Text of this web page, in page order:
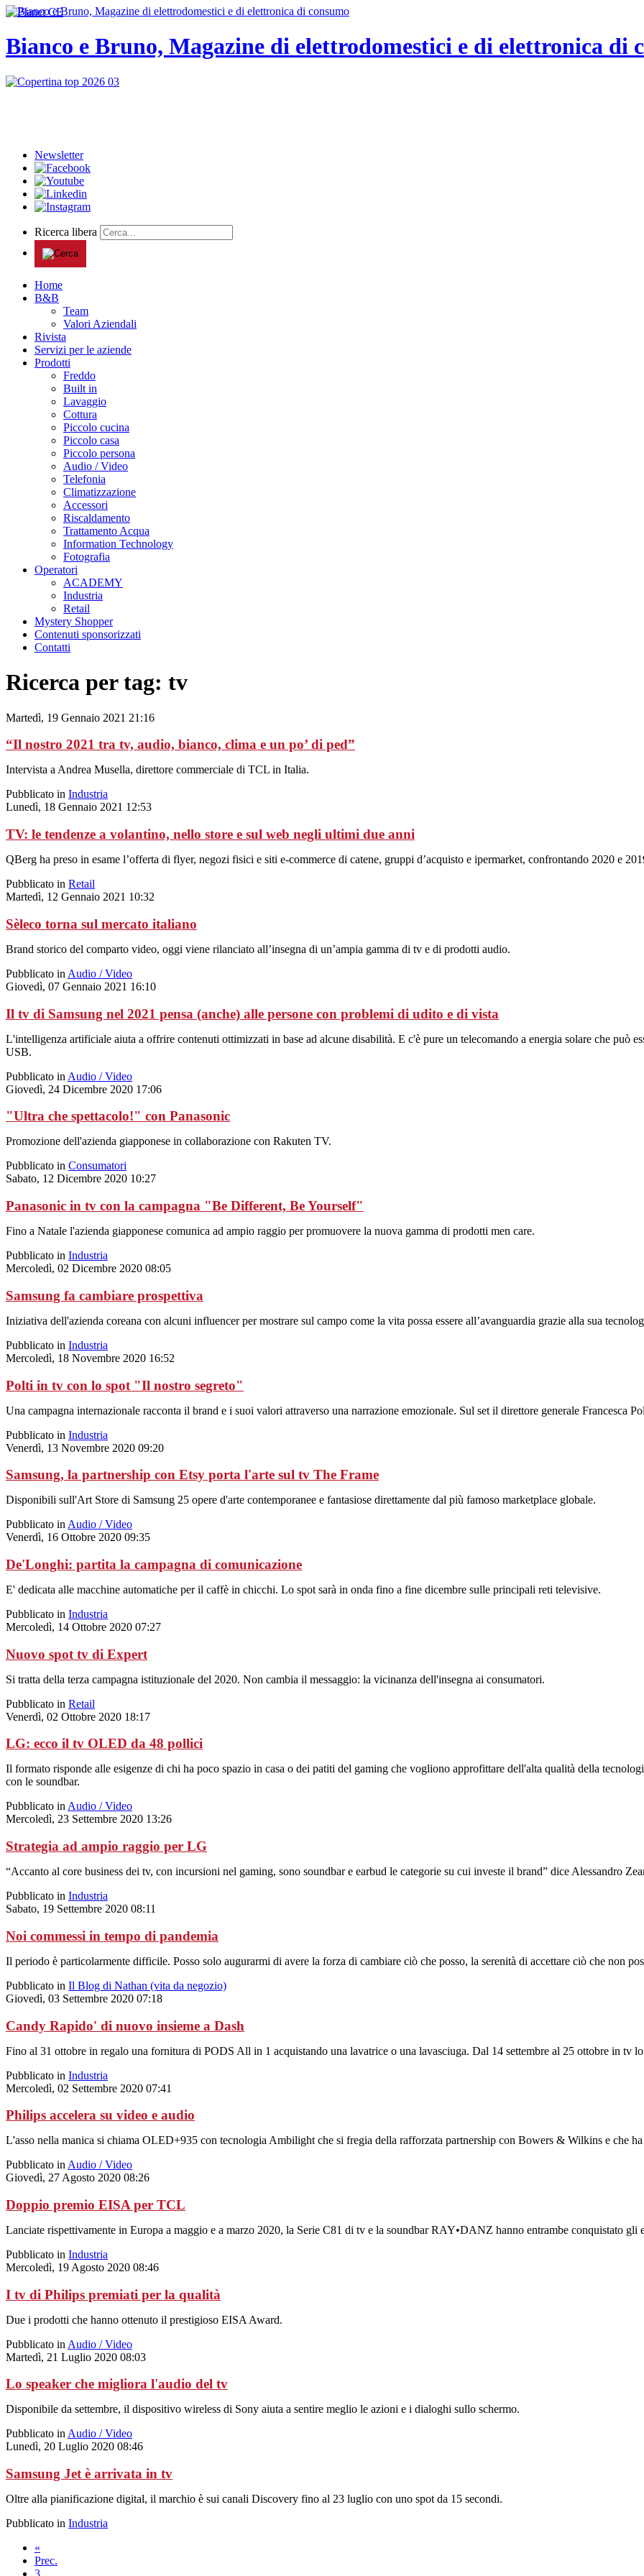
Bianco e Bruno, Magazine di elettrodomestici e di elettronica di
Newsletter
Ricerca libera
Home
B&B
Team
Valori Aziendali
Rivista
Servizi per le aziende
Prodotti
Freddo
Built in
Lavaggio
Cottura
Piccolo cucina
Piccolo casa
Piccolo persona
Audio / Video
Telefonia
Climatizzazione
Accessori
Riscaldamento
Trattamento Acqua
Information Technology
Fotografia
Operatori
ACADEMY
Industria
Retail
Mystery Shopper
Contenuti sponsorizzati
Contatti
Ricerca per tag: tv
Martedì, 19 Gennaio 2021 21:16
“Il nostro 2021 tra tv, audio, bianco, clima e un po’ di ped”
Intervista a Andrea Musella, direttore commerciale di TCL in Italia.
Pubblicato in Industria
Lunedì, 18 Gennaio 2021 12:53
TV: le tendenze a volantino, nello store e sul web negli ultimi due anni
QBerg ha preso in esame l’offerta di flyer, negozi fisici e siti e-commerce di catene, gruppi d’acquisto e ipermarket, confrontando 2020 e
Pubblicato in Retail
Martedì, 12 Gennaio 2021 10:32
Sèleco torna sul mercato italiano
Brand storico del comparto video, oggi viene rilanciato all’insegna di un’ampia gamma di tv e di prodotti audio.
Pubblicato in Audio / Video
Giovedì, 07 Gennaio 2021 16:10
Il tv di Samsung nel 2021 pensa (anche) alle persone con problemi di udito e di vista
L'intelligenza artificiale aiuta a offrire contenuti ottimizzati in base ad alcune disabilità. E c'è pure un telecomando a energia solare che può
USB.
Pubblicato in Audio / Video
Giovedì, 24 Dicembre 2020 17:06
"Ultra che spettacolo!" con Panasonic
Promozione dell'azienda giapponese in collaborazione con Rakuten TV.
Pubblicato in Consumatori
Sabato, 12 Dicembre 2020 10:27
Panasonic in tv con la campagna "Be Different, Be Yourself"
Fino a Natale l'azienda giapponese comunica ad ampio raggio per promuovere la nuova gamma di prodotti men care.
Pubblicato in Industria
Mercoledì, 02 Dicembre 2020 08:05
Samsung fa cambiare prospettiva
Iniziativa dell'azienda coreana con alcuni influencer per mostrare sul campo come la vita possa essere all’avanguardia grazie alla sua
Pubblicato in Industria
Mercoledì, 18 Novembre 2020 16:52
Polti in tv con lo spot "Il nostro segreto"
Una campagna internazionale racconta il brand e i suoi valori attraverso una narrazione emozionale. Sul set il direttore generale Francesca
Pubblicato in Industria
Venerdì, 13 Novembre 2020 09:20
Samsung, la partnership con Etsy porta l'arte sul tv The Frame
Disponibili sull'Art Store di Samsung 25 opere d'arte contemporanee e fantasiose direttamente dal più famoso marketplace globale.
Pubblicato in Audio / Video
Venerdì, 16 Ottobre 2020 09:35
De'Longhi: partita la campagna di comunicazione
E' dedicata alle macchine automatiche per il caffè in chicchi. Lo spot sarà in onda fino a fine dicembre sulle principali reti televisive.
Pubblicato in Industria
Mercoledì, 14 Ottobre 2020 07:27
Nuovo spot tv di Expert
Si tratta della terza campagna istituzionale del 2020. Non cambia il messaggio: la vicinanza dell'insegna ai consumatori.
Pubblicato in Retail
Venerdì, 02 Ottobre 2020 18:17
LG: ecco il tv OLED da 48 pollici
Il formato risponde alle esigenze di chi ha poco spazio in casa o dei patiti del gaming che vogliono approfittare dell'alta qualità della
con le soundbar.
Pubblicato in Audio / Video
Mercoledì, 23 Settembre 2020 13:26
Strategia ad ampio raggio per LG
“Accanto al core business dei tv, con incursioni nel gaming, sono soundbar e earbud le categorie su cui investe il brand” dice Alessandro
Pubblicato in Industria
Sabato, 19 Settembre 2020 08:11
Noi commessi in tempo di pandemia
Il periodo è particolarmente difficile. Posso solo augurarmi di avere la forza di cambiare ciò che posso, la serenità di accettare ciò che non
Pubblicato in Il Blog di Nathan (vita da negozio)
Giovedì, 03 Settembre 2020 07:18
Candy Rapido' di nuovo insieme a Dash
Fino al 31 ottobre in regalo una fornitura di PODS All in 1 acquistando una lavatrice o una lavasciuga. Dal 14 settembre al 25 ottobre in tv
Pubblicato in Industria
Mercoledì, 02 Settembre 2020 07:41
Philips accelera su video e audio
L'asso nella manica si chiama OLED+935 con tecnologia Ambilight che si fregia della rafforzata partnership con Bowers & Wilkins e che
Pubblicato in Audio / Video
Giovedì, 27 Agosto 2020 08:26
Doppio premio EISA per TCL
Lanciate rispettivamente in Europa a maggio e a marzo 2020, la Serie C81 di tv e la soundbar RAY•DANZ hanno entrambe conquistato
Pubblicato in Industria
Mercoledì, 19 Agosto 2020 08:46
I tv di Philips premiati per la qualità
Due i prodotti che hanno ottenuto il prestigioso EISA Award.
Pubblicato in Audio / Video
Martedì, 21 Luglio 2020 08:03
Lo speaker che migliora l'audio del tv
Disponibile da settembre, il dispositivo wireless di Sony aiuta a sentire meglio le azioni e i dialoghi sullo schermo.
Pubblicato inAudio / Video
Lunedì, 20 Luglio 2020 08:46
Samsung Jet è arrivata in tv
Oltre alla pianificazione digital, il marchio è sui canali Discovery fino al 23 luglio con uno spot da 15 secondi.
Pubblicato in Industria
«
Prec.